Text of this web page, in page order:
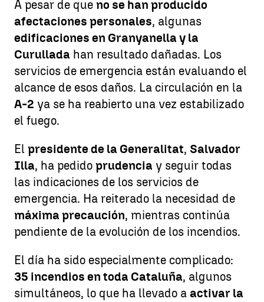
A pesar de que no se han producido
afectaciones personales, algunas
edificaciones en Granyanella y la
Curullada han resultado dañadas. Los
servicios de emergencia están evaluando el
alcance de esos daños. La circulación en la
A-2 ya se ha reabierto una vez estabilizado
el fuego.
El presidente de la Generalitat, Salvador
Illa, ha pedido prudencia y seguir todas
las indicaciones de los servicios de
emergencia. Ha reiterado la necesidad de
máxima precaución, mientras continúa
pendiente de la evolución de los incendios.
El día ha sido especialmente complicado:
35 incendios en toda Cataluña, algunos
simultáneos, lo que ha llevado a activar la